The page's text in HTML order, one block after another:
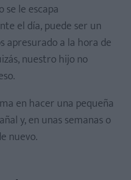
se le escapa
el día, puede ser un
apresurado a la hora de
nuestro hijo no
en hacer una pequeña
y, en unas semanas o
nuevo.